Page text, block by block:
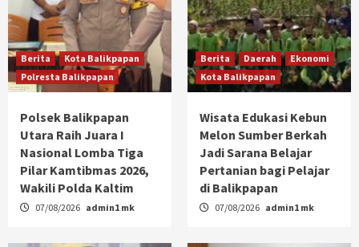
Berita
Kota Balikpapan
Polresta Balikpapan
Polsek Balikpapan
Utara Raih Juara I
Nasional Lomba Tiga
Pilar Kamtibmas 2026,
Wakili Polda Kaltim
07/08/2026 admin1 mk
Berita Daerah
Ekonomi
Kota Balikpapan
Wisata Edukasi Kebun
Melon Sumber Berkah
Jadi Sarana Belajar
Pertanian bagi Pelajar
di Balikpapan
07/08/2026 admin1 mk